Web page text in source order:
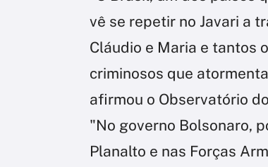
vê se repetir no Javari a
Cláudio e Maria e tantos
criminosos que
afirmou o Observatório
"No governo Bolsonaro,
Planalto e nas Forças